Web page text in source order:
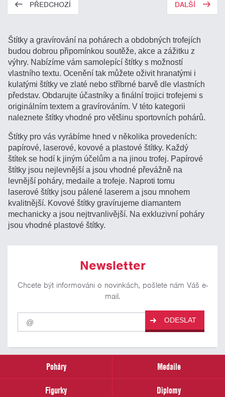
PŘEDCHOZÍ DALŠÍ
Štítky a gravírování na pohárech a obdobných trofejích
budou dobrou připomínkou soutěže, akce a zážitku z
výhry. Nabízíme vám samolepící štítky s možností
vlastního textu. Ocenění tak můžete oživit hranatými i
kulatými štítky ve zlaté nebo stříbrné barvě dle vlastních
představ. Obdarujte účastníky a finální trojici trofejemi s
originálním textem a gravírováním. V této kategorii
naleznete štítky vhodné pro většinu sportovních pohárů.
Štítky pro vás vyrábíme hned v několika provedeních:
papírové, laserové, kovové a plastové štítky. Každý
štítek se hodí k jiným účelům a na jinou trofej. Papírové
štítky jsou nejlevnější a jsou vhodné převážně na
levnější poháry, medaile a trofeje. Naproti tomu
laserové štítky jsou pálené laserem a jsou mnohem
kvalitnější. Kovové štítky gravírujeme diamantem
mechanicky a jsou nejtrvanlivější. Na exkluzivní poháry
jsou vhodné plastové štítky.
Newsletter
Chcete být informováni o novinkách, pošlete nám Váš e-
mail.
Pro
odběr
našich
email
ODESLAT
Poháry
Medaile
Figurky
Diplomy